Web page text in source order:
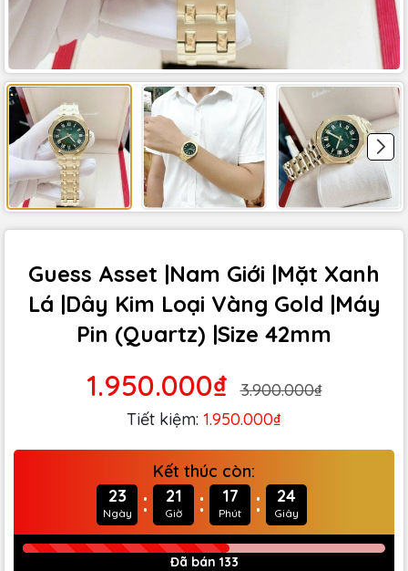
Guess Asset |Nam Giới |Mặt Xanh
Lá |Dây Kim Loại Vàng Gold |Máy
Pin (Quartz) |Size 42mm
1.950.000₫
3.900.000₫
Tiết kiệm: 1.950.000₫
Kết thúc còn:
23
Ngày : 21
Giờ : 17
Phút : 22
Giây
Đã bán 133